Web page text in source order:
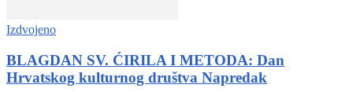
Izdvojeno
BLAGDAN SV. ĆIRILA I METODA: Dan
Hrvatskog kulturnog društva Napredak